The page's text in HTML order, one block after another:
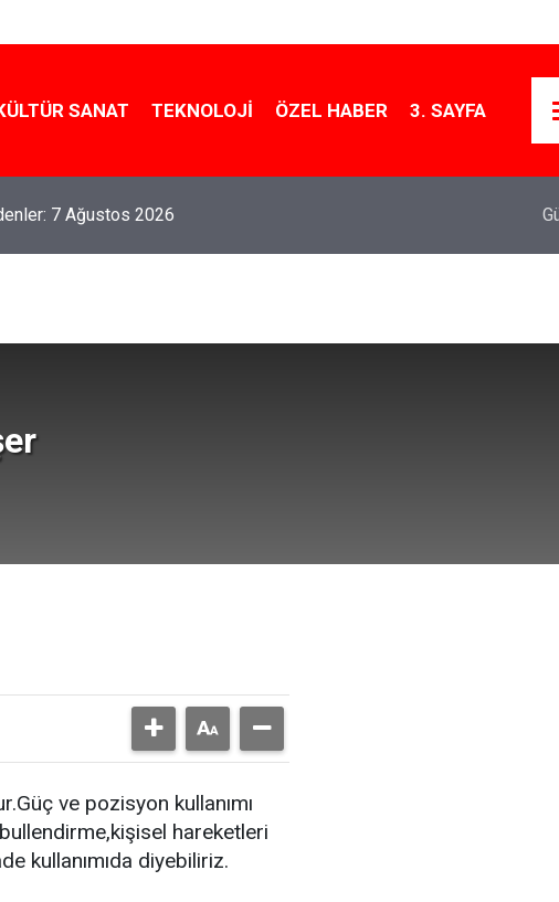
SANAT TEKNOLOJI ÖZEL HABER 3. SAYFA
7 Ağustos 2026
ve pozisyon kullanımı
hareketleri
kullanımıda diyebiliriz.